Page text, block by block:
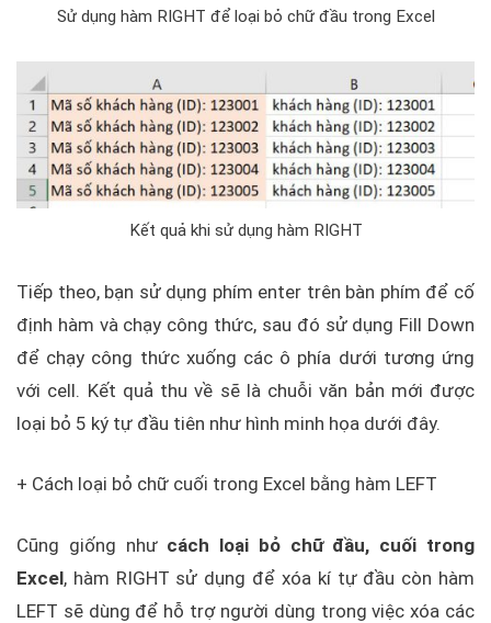
Sử dụng hàm RIGHT để loại bỏ chữ đầu trong Excel
Kết quả khi sử dụng hàm RIGHT
Tiếp theo, bạn sử dụng phím enter trên bàn phím để cố
định hàm và chạy công thức, sau đó sử dụng Fill Down
để chạy công thức xuống các ô phía dưới tương ứng
với cell. Kết quả thu về sẽ là chuỗi văn bản mới được
loại bỏ 5 ký tự đầu tiên như hình minh họa dưới đây.
+ Cách loại bỏ chữ cuối trong Excel bằng hàm LEFT
Cũng giống như cách loại bỏ chữ đầu, cuối trong
Excel, hàm RIGHT sử dụng để xóa kí tự đầu còn hàm
LEFT sẽ dùng để hỗ trợ người dùng trong việc xóa các